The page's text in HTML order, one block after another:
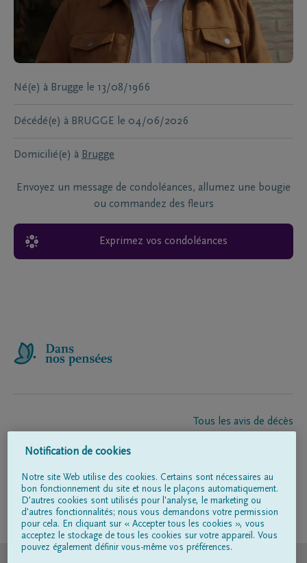
Né(e) à Brugge le 13/08/1966
Décédé(e) à BRUGGE le 04/06/2026
Domicilié(e) à Brugge
Envoyez un message de condoléances, allumez une bougie
ou commandez des fleurs
Exprimez vos condoléances
Tous les avis de décès
Entrepreneur de pompes funèbres
Suivez-nous sur
Notification de cookies
Notre site Web utilise des cookies. Certains sont nécessaires au
bon fonctionnement du site et nous le plaçons automatiquement.
D'autres cookies sont utilisés pour l'analyse, le marketing ou
d'autres fonctionnalités; nous vous demandons votre permission
pour cela. En cliquant sur « Accepter tous les cookies », vous
acceptez le stockage de tous les cookies sur votre appareil. Vous
pouvez également définir vous-même vos préférences.